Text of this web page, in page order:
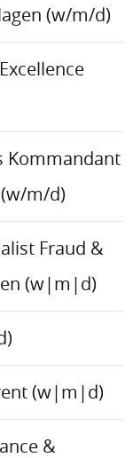
(w/m/d)
Kommandant
m/d)
Fraud &
(w|m|d)
(w|m|d)
&